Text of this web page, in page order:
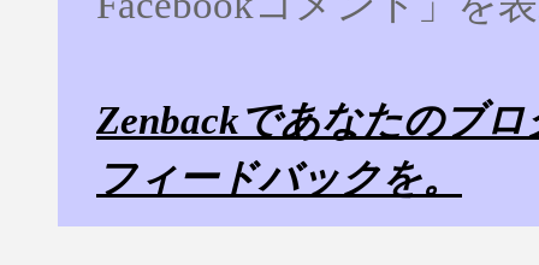
Zenbackであなたのブ
フィードバックを。